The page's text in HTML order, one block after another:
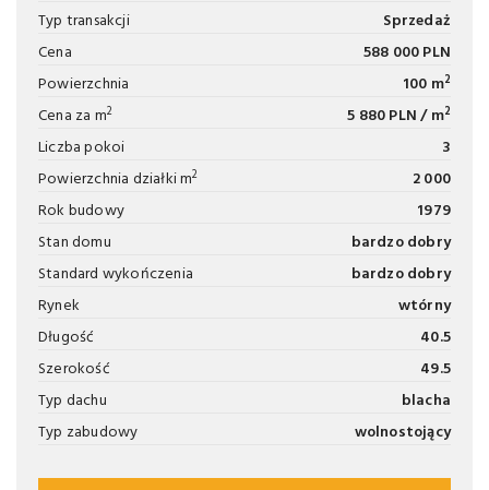
Typ transakcji
Sprzedaż
Cena
588 000 PLN
Powierzchnia
100 m2
Cena za m2 5 880 PLN / m2
Liczba pokoi
3
Powierzchnia działki m2
2 000
Rok budowy
1979
Stan domu
bardzo dobry
Standard wykończenia
bardzo dobry
Rynek
wtórny
Długość
40.5
Szerokość
49.5
Typ dachu
blacha
Typ zabudowy
wolnostojący